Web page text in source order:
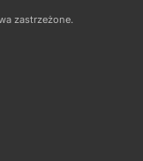
zastrzeżone.